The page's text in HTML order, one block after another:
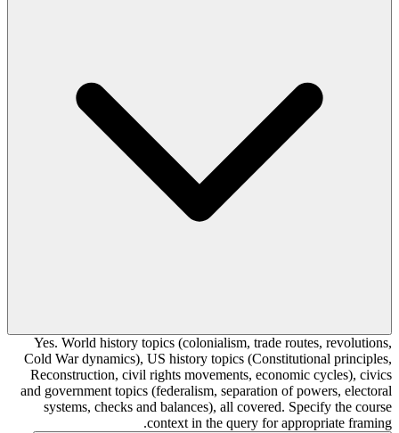
Yes. World history topics (colonialism, trade routes, revolutions,
Cold War dynamics), US history topics (Constitutional principles,
Reconstruction, civil rights movements, economic cycles), civics
and government topics (federalism, separation of powers, electoral
systems, checks and balances), all covered. Specify the course
context in the query for appropriate framing.